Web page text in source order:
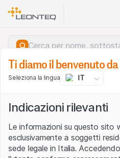
Ti diamo il benvenuto
Seleziona la lingua IT
Indicazioni rilevanti
Le informazioni su questo sito
esclusivamente a soggetti
sede legale in Italia.